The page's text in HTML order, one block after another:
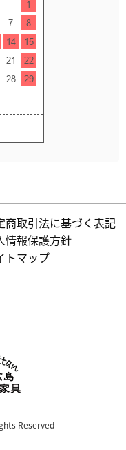
商取引法に基づく表記
情報保護方針
トマップ
Reserved